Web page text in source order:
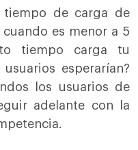
tiempo de carga de
es menor a 5
tiempo carga tu
esperarían?
los usuarios de
adelante con la